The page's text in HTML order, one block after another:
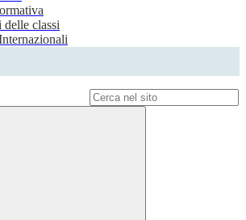
delle classi